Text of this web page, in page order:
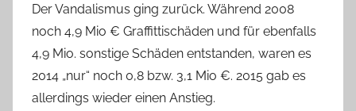
Der Vandalismus ging zurück. Während 2008
noch 4,9 Mio € Graffittischäden und für ebenfalls
4,9 Mio. sonstige Schäden entstanden, waren es
2014 „nur“ noch 0,8 bzw. 3,1 Mio €. 2015 gab es
allerdings wieder einen Anstieg.